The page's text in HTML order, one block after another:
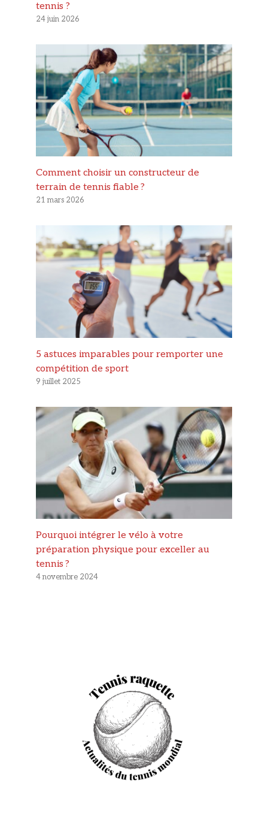
tennis ?
24 juin 2026
Comment choisir un constructeur de
terrain de tennis fiable ?
21 mars 2026
5 astuces imparables pour remporter une
compétition de sport
9 juillet 2025
Pourquoi intégrer le vélo à votre
préparation physique pour exceller au
tennis ?
4 novembre 2024